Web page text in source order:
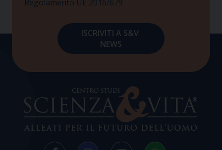
Regolamento UE 2016/679